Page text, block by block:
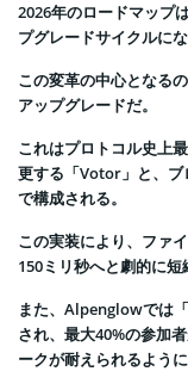
2026年のロードマップ
プグレードサイクルに
この変革の中心となる
アップグレードだ。
これはプロトコル史上
更する「Votor」と、
で構成される。
この実装により、ファ
150ミリ秒へと劇的に短
また、Alpenglowでは
され、最大40%の参加
ークが耐えられるように